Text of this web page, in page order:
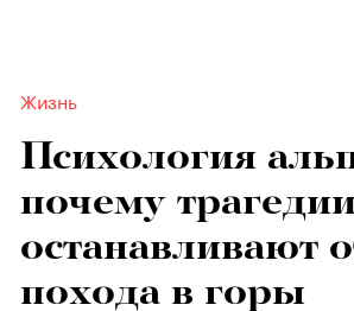
Жизнь
Психология
почему
останавливают
похода в горы